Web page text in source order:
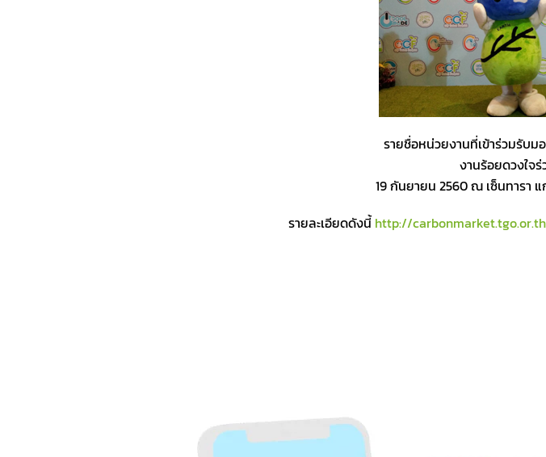
รายชื่อหน่วยงานที่เข้าร่วมรับ
งานร้อยดวงใจ
19 กันยายน 2560 ณ เซ็นทารา
รายละเอียดดังนี้http://